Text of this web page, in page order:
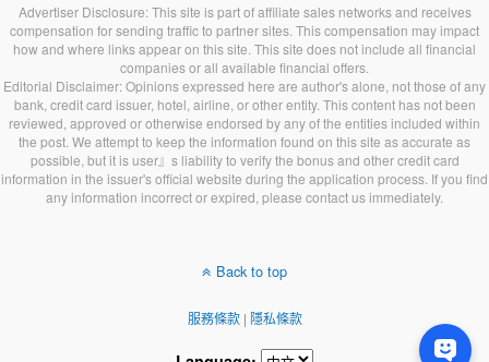
Advertiser Disclosure: This site is part of affiliate sales networks and receives
compensation for sending traffic to partner sites. This compensation may impact
how and where links appear on this site. This site does not include all financial
companies or all available financial offers.
Editorial Disclaimer: Opinions expressed here are author's alone, not those of any
bank, credit card issuer, hotel, airline, or other entity. This content has not been
reviewed, approved or otherwise endorsed by any of the entities included within
the post. We attempt to keep the information found on this site as accurate as
possible, but it is user』s liability to verify the bonus and other credit card
information in the issuer's official website during the application process. If you find
any information incorrect or expired, please contact us immediately.
Back to top
服務條款| 隱私條款